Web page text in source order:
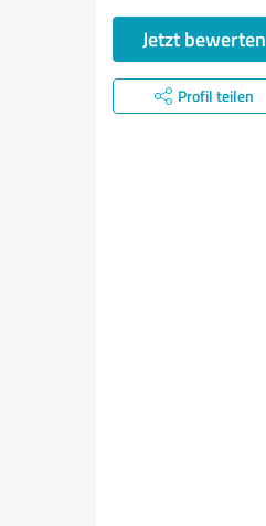
Jetzt bewerten
Profil teilen